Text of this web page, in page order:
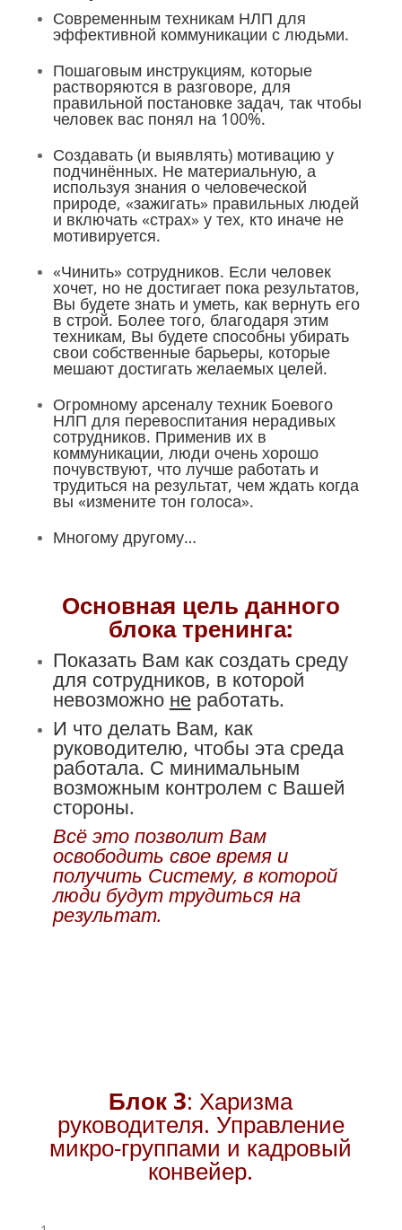
Современным техникам НЛП для
эффективной коммуникации с людьми.
Пошаговым инструкциям, которые
растворяются в разговоре, для
правильной постановке задач, так чтобы
человек вас понял на 100%.
Создавать (и выявлять) мотивацию у
подчинённых. Не материальную, а
используя знания о человеческой
природе, «зажигать» правильных людей
и включать «страх» у тех, кто иначе не
мотивируется.
«Чинить» сотрудников. Если человек
хочет, но не достигает пока результатов,
Вы будете знать и уметь, как вернуть его
в строй. Более того, благодаря этим
техникам, Вы будете способны убирать
свои собственные барьеры, которые
мешают достигать желаемых целей.
Огромному арсеналу техник Боевого
НЛП для перевоспитания нерадивых
сотрудников. Применив их в
коммуникации, люди очень хорошо
почувствуют, что лучше работать и
трудиться на результат, чем ждать когда
вы «измените тон голоса».
Многому другому…
Основная цель данного
блока тренинга:
Показать Вам как создать среду
для сотрудников, в которой
невозможно неработать.
И что делать Вам, как
руководителю, чтобы эта среда
работала. С минимальным
возможным контролем с Вашей
стороны.
Всё это позволит Вам
освободить свое время и
получить Систему, в которой
люди будут трудиться на
результат.
Блок 3: Харизма
руководителя. Управление
микро-группами и кадровый
конвейер.